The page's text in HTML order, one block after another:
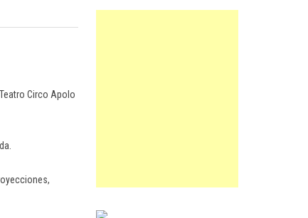
Circo Apolo